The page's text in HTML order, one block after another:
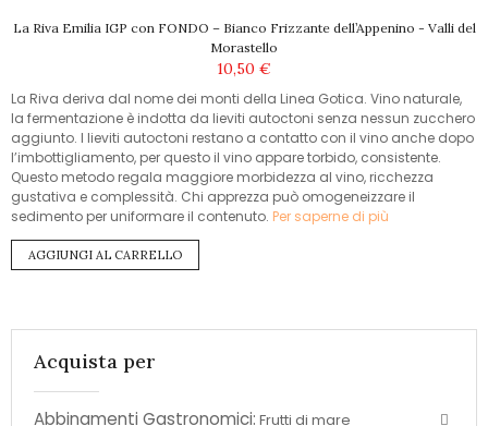
La Riva Emilia IGP con FONDO – Bianco Frizzante dell’Appenino - Valli del
Morastello
10,50 €
La Riva deriva dal nome dei monti della Linea Gotica. Vino naturale,
la fermentazione è indotta da lieviti autoctoni senza nessun zucchero
aggiunto. I lieviti autoctoni restano a contatto con il vino anche dopo
l’imbottigliamento, per questo il vino appare torbido, consistente.
Questo metodo regala maggiore morbidezza al vino, ricchezza
gustativa e complessità. Chi apprezza può omogeneizzare il
sedimento per uniformare il contenuto. Per saperne di più
AGGIUNGI AL CARRELLO
Acquista per
Abbinamenti Gastronomici: Frutti di mare